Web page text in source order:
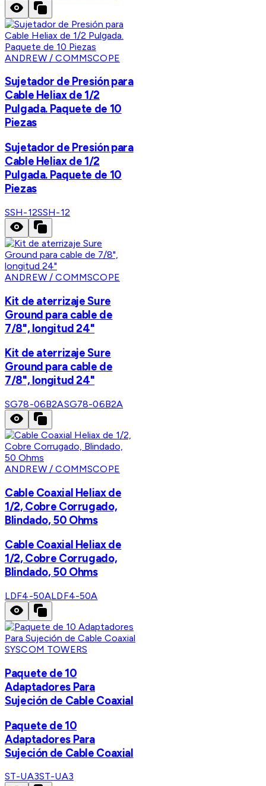
ANDREW / COMMSCOPE
Sujetador de Presión para
Cable Heliax de 1/2
Pulgada. Paquete de 10
Piezas
Sujetador de Presión para
Cable Heliax de 1/2
Pulgada. Paquete de 10
Piezas
SSH-12SSH-12
ANDREW / COMMSCOPE
Kit de aterrizaje Sure
Ground para cable de
7/8", longitud 24"
Kit de aterrizaje Sure
Ground para cable de
7/8", longitud 24"
SG78-06B2ASG78-06B2A
ANDREW / COMMSCOPE
Cable Coaxial Heliax de
1/2, Cobre Corrugado,
Blindado, 50 Ohms
Cable Coaxial Heliax de
1/2, Cobre Corrugado,
Blindado, 50 Ohms
LDF4-50ALDF4-50A
SYSCOM TOWERS
Paquete de 10
Adaptadores Para
Sujeción de Cable Coaxial
Paquete de 10
Adaptadores Para
Sujeción de Cable Coaxial
ST-UA3ST-UA3